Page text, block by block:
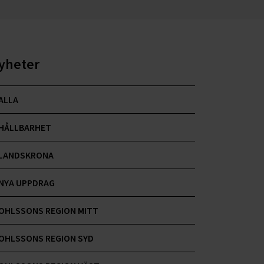
UPPDRAG
REGION MITT
REGION SYD